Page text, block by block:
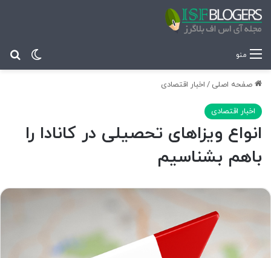
تغییر منو
صفحه اصلی / اخبار اقتصادی
اخبار اقتصادی
انواع ویزاهای تحصیلی در کانادا را
باهم بشناسیم